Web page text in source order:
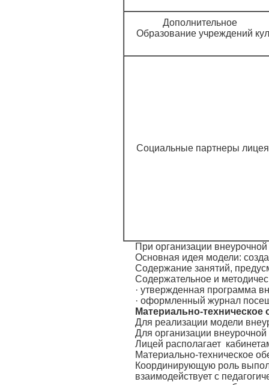
Дополнительное
Социальные партнеры лицея
При организации
Основная идея модели:
Содержание занятий,
Содержательное и
· утвержденная программа
· оформленный журнал
Материально-техническое
Для реализации модели
Для организации
Лицей располагает
Материально-техническое
Координирующую роль
взаимодействует с